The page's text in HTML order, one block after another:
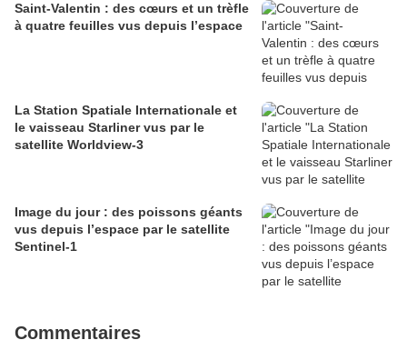
Saint-Valentin : des cœurs et un trèfle
à quatre feuilles vus depuis l’espace
La Station Spatiale Internationale et
le vaisseau Starliner vus par le
satellite Worldview-3
Image du jour : des poissons géants
vus depuis l’espace par le satellite
Sentinel-1
Commentaires